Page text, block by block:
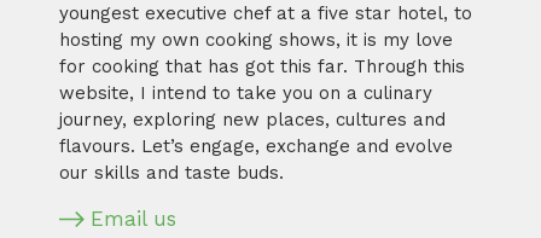
youngest executive chef at a five star hotel, to
hosting my own cooking shows, it is my love
for cooking that has got this far. Through this
website, I intend to take you on a culinary
journey, exploring new places, cultures and
flavours. Let’s engage, exchange and evolve
our skills and taste buds.
Email us